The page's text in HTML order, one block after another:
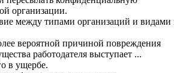
организации.
между типами организаций и видами
вероятной причиной повреждения
работодателя выступает ...
в ущербе.